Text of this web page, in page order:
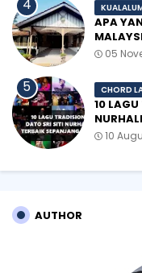
APA
05
CHORD
10
10
AUTHOR